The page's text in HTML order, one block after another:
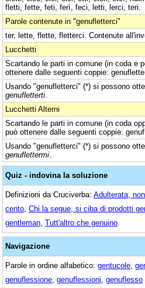
fletti, fette, feti, ferì, feci, letti, lerci, teri.
Parole contenute in "genufletterci"
ter, lette, flette, fletterci. Contenute
Lucchetti
Scartando le parti in comune (in coda e
ottenere dalle seguenti coppie:
Usando "genufletterci" (*) si possono
genufletterti
Lucchetti Alterni
Scartando le parti in comune (in coda
può ottenere dalle seguenti coppie:
Usando "genufletterci" (*) si possono
genuflettermi
Quiz - indovina la soluzione
Definizioni da Cruciverba: Adulterata,
cento Chi la segue, si ciba di prodotti
gentleman Tutt'altro che genuino
Navigazione
Parole in ordine alfabetico: gentucole
genuflessione genuflessioni genuflesso